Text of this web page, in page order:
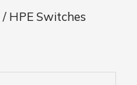
/ HPE Switches